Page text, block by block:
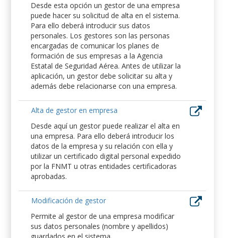
Desde esta opción un gestor de una empresa
puede hacer su solicitud de alta en el sistema.
Para ello deberá introducir sus datos
personales. Los gestores son las personas
encargadas de comunicar los planes de
formación de sus empresas a la Agencia
Estatal de Seguridad Aérea. Antes de utilizar la
aplicación, un gestor debe solicitar su alta y
además debe relacionarse con una empresa.
Alta de gestor en empresa
Desde aquí un gestor puede realizar el alta en
una empresa. Para ello deberá introducir los
datos de la empresa y su relación con ella y
utilizar un certificado digital personal expedido
por la FNMT u otras entidades certificadoras
aprobadas.
Modificación de gestor
Permite al gestor de una empresa modificar
sus datos personales (nombre y apellidos)